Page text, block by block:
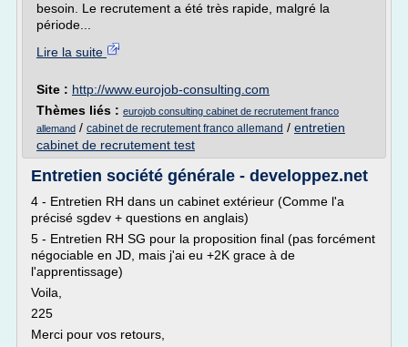
besoin. Le recrutement a été très rapide, malgré la
période...
Lire la suite
Site : http://www.eurojob-consulting.com
Thèmes liés : eurojob consulting cabinet de recrutement franco
allemand / cabinet de recrutement franco allemand / entretien
cabinet de recrutement test
Entretien société générale - developpez.net
4 - Entretien RH dans un cabinet extérieur (Comme l'a
précisé sgdev + questions en anglais)
5 - Entretien RH SG pour la proposition final (pas forcément
négociable en JD, mais j'ai eu +2K grace à de
l'apprentissage)
Voila,
225
Merci pour vos retours,